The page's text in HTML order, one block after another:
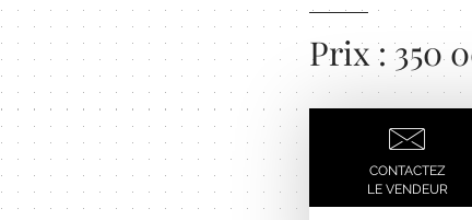
Prix : 350
CONTACTEZ
LE VENDEUR